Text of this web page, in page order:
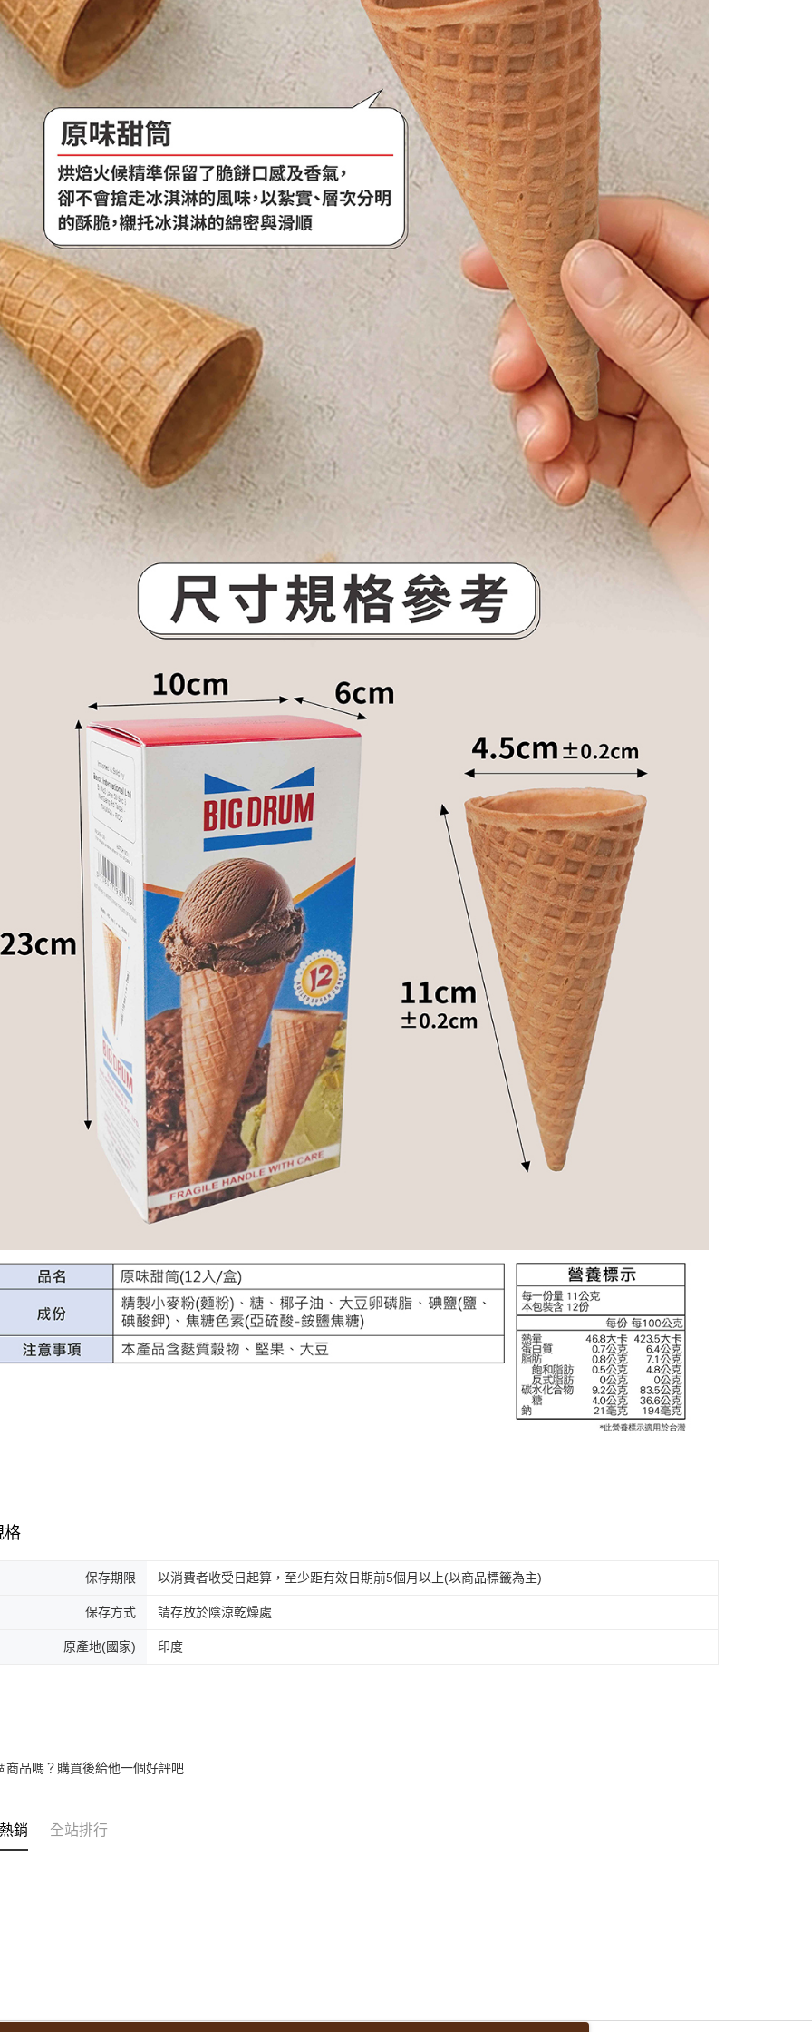
格
保存期限 以消費者收受日起算，至少距有效日期前5個月以上(以商品標籤為主)
保存方式 請存放於陰涼乾燥處
原產地(國家) 印度
商品嗎？購買後給他一個好評吧
銷 全站排行